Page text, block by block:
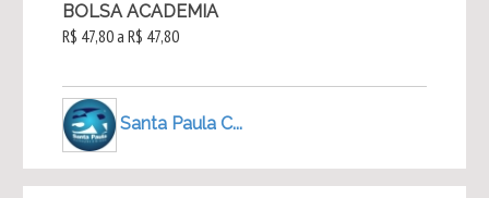
BOLSA ACADEMIA
R$ 47,80 a R$ 47,80
Santa Paula C...